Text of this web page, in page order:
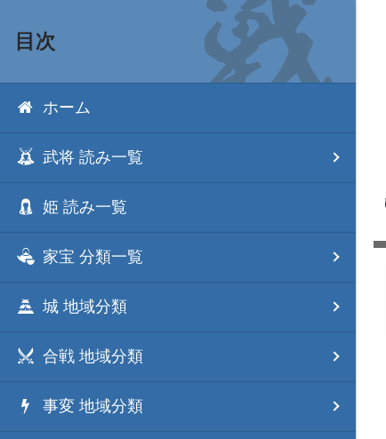
目次
ホーム
武将 読み一覧
姫 読み一覧
家宝 分類一覧
城 地域分類
合戦 地域分類
事変 地域分類